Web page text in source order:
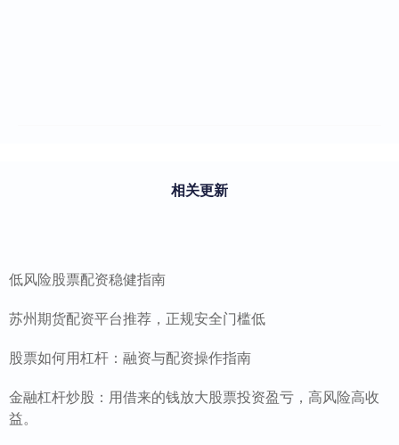
相关更新
低风险股票配资稳健指南
苏州期货配资平台推荐，正规安全门槛低
股票如何用杠杆：融资与配资操作指南
金融杠杆炒股：用借来的钱放大股票投资盈亏，高风险高收
益。